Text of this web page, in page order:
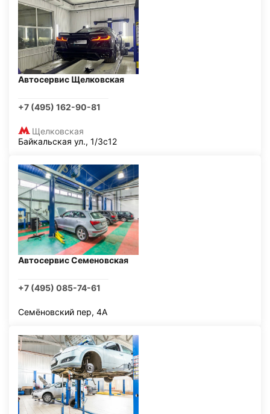
Автосервис Щелковская
+7 (495) 162-90-81
Щелковская
Байкальская ул., 1/3с12
Автосервис Семеновская
+7 (495) 085-74-61
Семёновский пер, 4А